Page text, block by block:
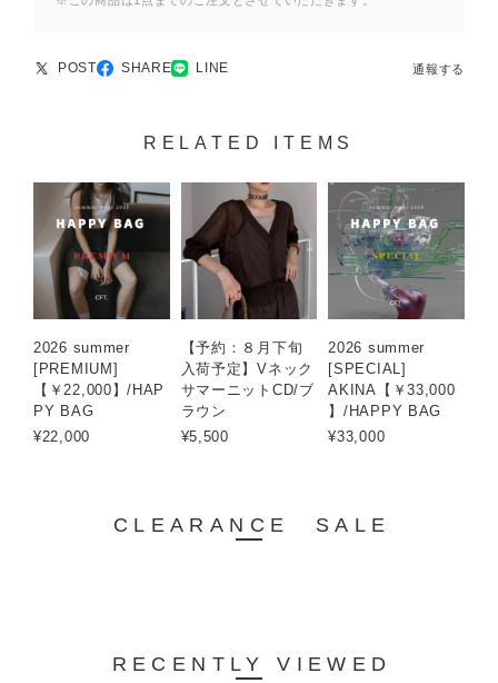
POST SHARE LINE 通報する
RELATED ITEMS
2026 summer
[PREMIUM]
【￥22,000】/HAP
PY BAG
¥22,000
【予約：８月下旬
入荷予定】Vネック
サマーニットCD/ブ
ラウン
¥5,500
2026 summer
[SPECIAL]
AKINA【￥33,000
】/HAPPY BAG
¥33,000
CLEARANCE SALE
RECENTLY VIEWED